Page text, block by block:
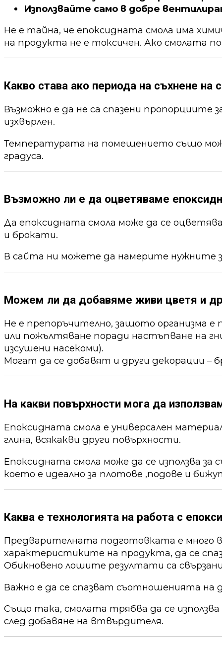
Използвайте само в добре
Не е тайна, че епоксидната смола има
на продукта не е токсичен. Ако смолата
Какво става ако периода на съхнене
Възможно е да не са спазени пропорциите
изхвърлен.
Температурата на помещението също
градуса.
Възможно ли е да оцветяваме
Да епоксидната смола може да се
и брокати.
В сайта ни можете да намерите нужните
Можем ли да добавяме живи цветя и
Не е препоръчително, защото организма
или пожълтяване поради настъпване на
изсушени насекоми).
Могат да се добавят и други декорации –
На какви повърхности мога да
Епоксидната смола е универсален
глина, всякакви други повърхности.
Епоксидната смола може да се използва за
което е идеално за плотове ,подове и
Каква е технологията на работа с
Предварителната подготовката е много
характеристиките на продукта, да се
Обикновено лошите резултати са
Важно е да се спазват съотношенията на
Също така, смолата трябва да се
след добавяне на втвърдителя.